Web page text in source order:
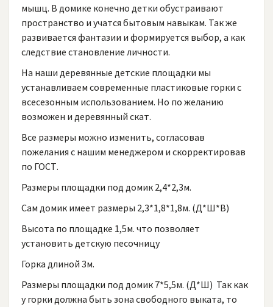
мышц. В домике конечно детки обустраивают
пространство и учатся бытовым навыкам. Так же
развивается фантазии и формируется выбор, а как
следствие становление личности.
На наши деревянные детские площадки мы
устанавливаем современные пластиковые горки с
всесезонным использованием. Но по желанию
возможен и деревянный скат.
Все размеры можно изменить, согласовав
пожелания с нашим менеджером и скорректировав
по ГОСТ.
Размеры площадки под домик 2,4*2,3м.
Сам домик имеет размеры 2,3*1,8*1,8м. (Д*Ш*В)
Высота по площадке 1,5м. что позволяет
установить детскую песочницу
Горка длиной 3м.
Размеры площадки под домик 7*5,5м. (Д*Ш) Так как
у горки должна быть зона свободного выката, то